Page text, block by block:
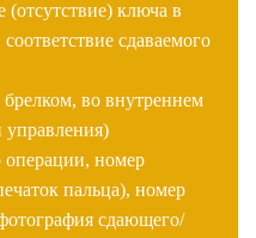
(отсутствие) ключа в
сдаваемого
во внутреннем
управления)
операции, номер
пальца), номер
сдающего/